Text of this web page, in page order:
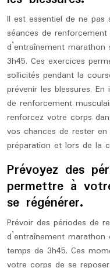
Il est essentiel de ne pas
séances de
d’entraînement
3h45. Ces exercices
sollicités pendant la
prévenir les blessures.
de renforcement
renforcez votre corps
vos chances de rester
préparation et lors de la
Prévoyez des
permettre à
se régénérer.
Prévoir des périodes de
d’entraînement
temps de 3h45. Ces
votre corps de se